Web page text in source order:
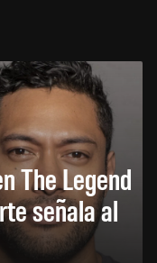
The Legend
señala al